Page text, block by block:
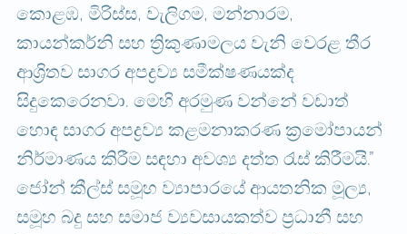
කොළඹ, මිරිස්ස, වැලිගම, මන්නාරම,
කායන්කර්නි සහ ත්‍රිකුණාමලය වැනි වෙරළ තීර
ආශ්‍රිතව සාගර අපද්‍රව්‍ය සමීක්ෂණයක්ද
සිදුකෙරෙනවා. මෙහි අරමුණ වන්නේ වඩාත්
හොඳ සාගර අපද්‍රව්‍ය කළමනාකරණ ක්‍රමෝපායන්
නිර්මාණය කිරීම සඳහා අවශ්‍ය දත්ත රැස් කිරීමයි.”
ජෝන් කීල්ස් සමූහ ව්‍යාපාරයේ ආයතනික මූල්‍ය,
සමූහ බදු සහ සමාජ ව්‍යවසායකත්ව ප්‍රධානී සහ